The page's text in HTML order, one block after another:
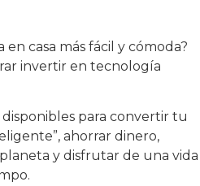
casa más fácil y cómoda?
invertir en tecnología
para convertir tu
ahorrar dinero,
y disfrutar de una vida